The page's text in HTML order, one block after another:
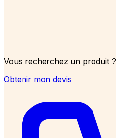
Vous recherchez un produit ?
Obtenir mon devis